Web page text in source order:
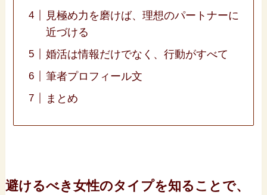
見極め力を磨けば、理想のパートナーに
近づける
婚活は情報だけでなく、行動がすべて
筆者プロフィール文
まとめ
避けるべき女性のタイプを知ることで、